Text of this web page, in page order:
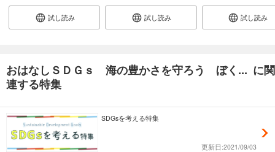
試し読み 試し読み 試し読み
おはなしＳＤＧｓ 海の豊かさを守ろう ぼく... に関
連する特集
SDGsを考える特集
更新日:2021/09/03